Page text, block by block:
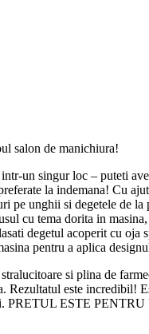
salon de manichiura!
un singur loc – puteti
la indemana! Cu
pe unghii si degetele de la
cu tema dorita in
degetul acoperit cu oja
pentru a aplica
si plina de
Rezultatul este incredibil!
PRETUL ESTE